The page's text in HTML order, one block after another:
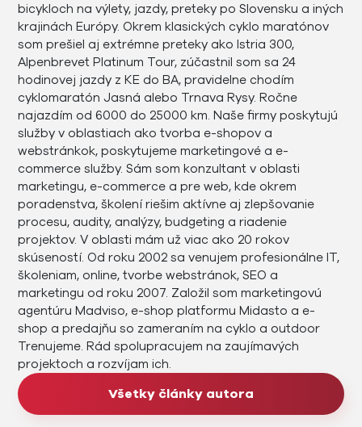
bicykloch na výlety, jazdy, preteky po Slovensku a iných
krajinách Európy. Okrem klasických cyklo maratónov
som prešiel aj extrémne preteky ako Istria 300,
Alpenbrevet Platinum Tour, zúčastnil som sa 24
hodinovej jazdy z KE do BA, pravidelne chodím
cyklomaratón Jasná alebo Trnava Rysy. Ročne
najazdím od 6000 do 25000 km. Naše firmy poskytujú
služby v oblastiach ako tvorba e-shopov a
webstránkok, poskytujeme marketingové a e-
commerce služby. Sám som konzultant v oblasti
marketingu, e-commerce a pre web, kde okrem
poradenstva, školení riešim aktívne aj zlepšovanie
procesu, audity, analýzy, budgeting a riadenie
projektov. V oblasti mám už viac ako 20 rokov
skúseností. Od roku 2002 sa venujem profesionálne IT,
školeniam, online, tvorbe webstránok, SEO a
marketingu od roku 2007. Založil som marketingovú
agentúru Madviso, e-shop platformu Midasto a e-
shop a predajňu so zameraním na cyklo a outdoor
Trenujeme. Rád spolupracujem na zaujímavých
projektoch a rozvíjam ich.
Všetky články autora